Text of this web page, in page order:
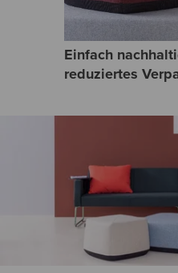
Einfach
reduziertes